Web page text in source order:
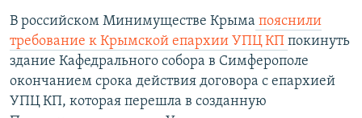
В российском Минимуществе Крыма пояснили
требование к Крымской епархии УПЦ КП покинуть
здание Кафедрального собора в Симферополе
окончанием срока действия договора с епархией
УПЦ КП, которая перешла в созданную